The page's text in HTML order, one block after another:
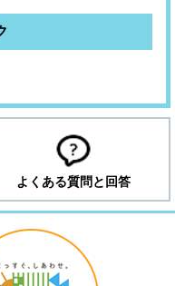
よくある質問と回答